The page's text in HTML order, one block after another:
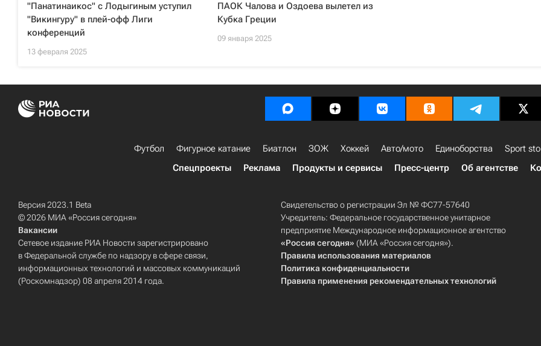
"Панатинаикос" с Лодыгиным уступил
"Викингуру" в плей-офф Лиги
конференций
13 февраля 2025
ПАОК Чалова и Оздоева вылетел из
Кубка Греции
09 января 2025
Футбол Фигурное катание Биатлон ЗОЖ Хоккей Авто/мото Единоборства
Sport
Спецпроекты
Реклама Продукты и сервисы Пресс-центр Об агентстве
Версия 2023.1 Beta
© 2026 МИА «Россия сегодня»
Вакансии
Сетевое издание РИА Новости зарегистрировано
в Федеральной службе по надзору в сфере связи,
информационных технологий и массовых коммуникаций
(Роскомнадзор) 08 апреля 2014 года.
Свидетельство о регистрации Эл № ФС77-57640
Учредитель: Федеральное государственное унитарное
предприятие Международное информационное агентство
«Россия сегодня» (МИА «Россия сегодня»).
Правила использования материалов
Политика конфиденциальности
Правила применения рекомендательных технологий